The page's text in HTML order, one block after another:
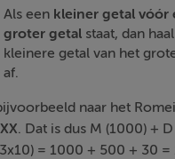
Als een kleiner getal vóór
groter getal staat, dan
kleinere getal van het
af.
naar het
. Dat is dus M (1000) +
= 1000 + 500 + 30 =